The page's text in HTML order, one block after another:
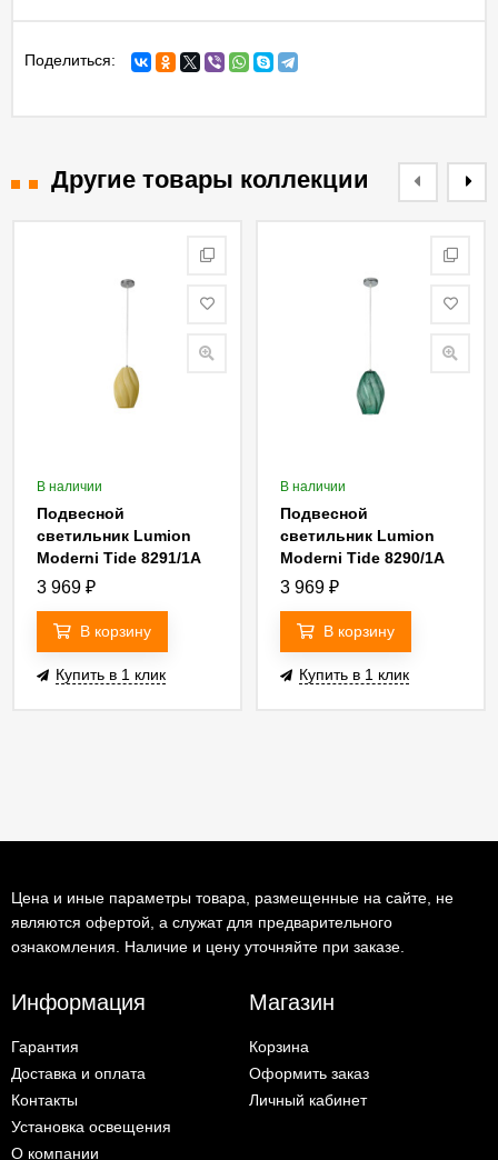
Поделиться:
Другие товары коллекции
В наличии
Подвесной
светильник Lumion
Moderni Tide 8291/1A
3 969 ₽
В корзину
Купить в 1 клик
В наличии
Подвесной
светильник Lumion
Moderni Tide 8290/1A
3 969 ₽
В корзину
Купить в 1 клик
Цена и иные параметры товара, размещенные на сайте, не
являются офертой, а служат для предварительного
ознакомления. Наличие и цену уточняйте при заказе.
Информация
Гарантия
Доставка и оплата
Контакты
Установка освещения
О компании
Магазин
Корзина
Оформить заказ
Личный кабинет